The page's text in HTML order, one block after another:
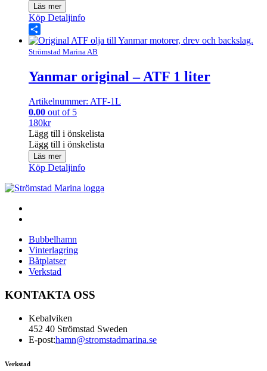
Läs mer
Köp Detaljinfo
Share
Strömstad Marina AB
Yanmar original – ATF 1 liter
Artikelnummer: ATF-1L
0.00 out of 5
180kr
Lägg till i önskelista
Lägg till i önskelista
Läs mer
Köp Detaljinfo
Bubbelhamn
Vinterlagring
Båtplatser
Verkstad
KONTAKTA OSS
Kebalviken
452 40 Strömstad Sweden
E-post:hamn@stromstadmarina.se
Verkstad